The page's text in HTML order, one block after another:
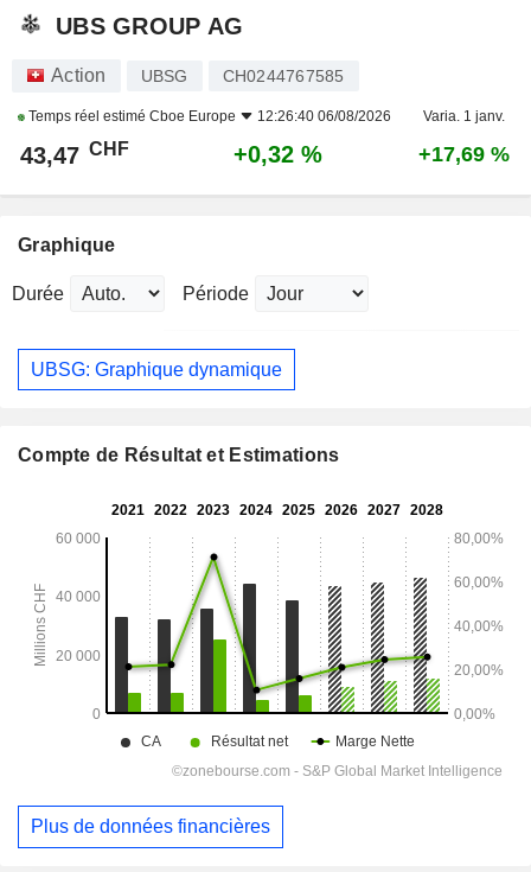
UBS GROUP AG
Action UBSG CH0244767585
Temps réel estimé Cboe Europe 12:26:40 06/08/2026 Varia. 1 janv.
43,47 CHF +0,32 % +17,69 %
Graphique
Durée Période
UBSG: Graphique dynamique
Compte de Résultat et Estimations
Plus de données financières